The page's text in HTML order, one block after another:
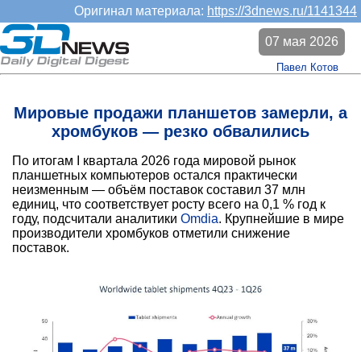
Оригинал материала: https://3dnews.ru/1141344
Мировые продажи планшетов замерли, а
хромбуков — резко обвалились
07 мая 2026
Павел Котов
По итогам I квартала 2026 года мировой рынок
планшетных компьютеров остался практически
неизменным — объём поставок составил 37 млн
единиц, что соответствует росту всего на 0,1 % год к
году, подсчитали аналитики Omdia. Крупнейшие в мире
производители хромбуков отметили снижение
поставок.